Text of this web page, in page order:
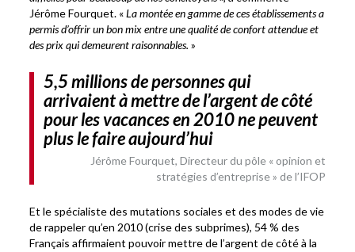
Jérôme Fourquet. «La montée en gamme de ces établissements a
permis d’offrir un bon mix entre une qualité de confort attendue et
des prix qui demeurent raisonnables.»
5,5 millions de personnes qui
arrivaient à mettre de l’argent de côté
pour les vacances en 2010 ne peuvent
plus le faire aujourd’hui
Jérôme Fourquet, Directeur du pôle « opinion et
stratégies d’entreprise » de l’IFOP
Et le spécialiste des mutations sociales et des modes de vie
de rappeler qu’en 2010 (crise des subprimes), 54 % des
Français affirmaient pouvoir mettre de l’argent de côté à la